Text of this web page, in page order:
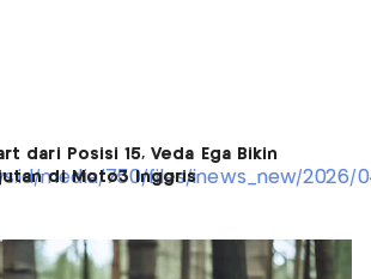
dari Posisi 15, Veda Ega Bikin
di Moto3 Inggris